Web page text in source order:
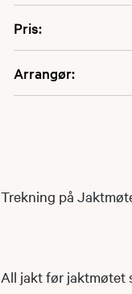
Pris:
Arrangør:
Trekning på
All jakt før jaktmøtet